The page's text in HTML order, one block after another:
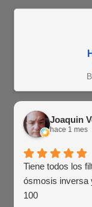
Joaquin
hace 1 mes
Tiene todos los
ósmosis inversa
100